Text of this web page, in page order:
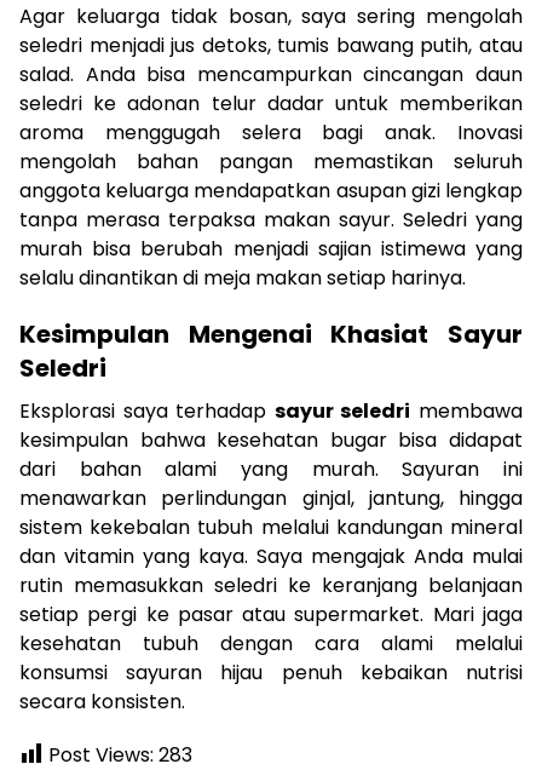
Agar keluarga tidak bosan, saya sering mengolah
seledri menjadi jus detoks, tumis bawang putih, atau
salad. Anda bisa mencampurkan cincangan daun
seledri ke adonan telur dadar untuk memberikan
aroma menggugah selera bagi anak. Inovasi
mengolah bahan pangan memastikan seluruh
anggota keluarga mendapatkan asupan gizi lengkap
tanpa merasa terpaksa makan sayur. Seledri yang
murah bisa berubah menjadi sajian istimewa yang
selalu dinantikan di meja makan setiap harinya.
Kesimpulan Mengenai Khasiat Sayur
Seledri
Eksplorasi saya terhadap sayur seledri membawa
kesimpulan bahwa kesehatan bugar bisa didapat
dari bahan alami yang murah. Sayuran ini
menawarkan perlindungan ginjal, jantung, hingga
sistem kekebalan tubuh melalui kandungan mineral
dan vitamin yang kaya. Saya mengajak Anda mulai
rutin memasukkan seledri ke keranjang belanjaan
setiap pergi ke pasar atau supermarket. Mari jaga
kesehatan tubuh dengan cara alami melalui
konsumsi sayuran hijau penuh kebaikan nutrisi
secara konsisten.
Post Views: 283